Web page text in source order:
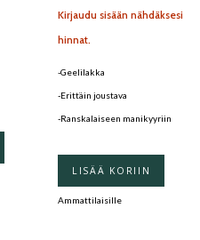
Kirjaudu sisään nähdäksesi
hinnat.
-Geelilakka
-Erittäin joustava
-Ranskalaiseen manikyyriin
LISÄÄ KORIIN
Ammattilaisille